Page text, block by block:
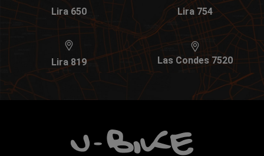
Lira 650 Lira 754
Lira 819 Las Condes 7520